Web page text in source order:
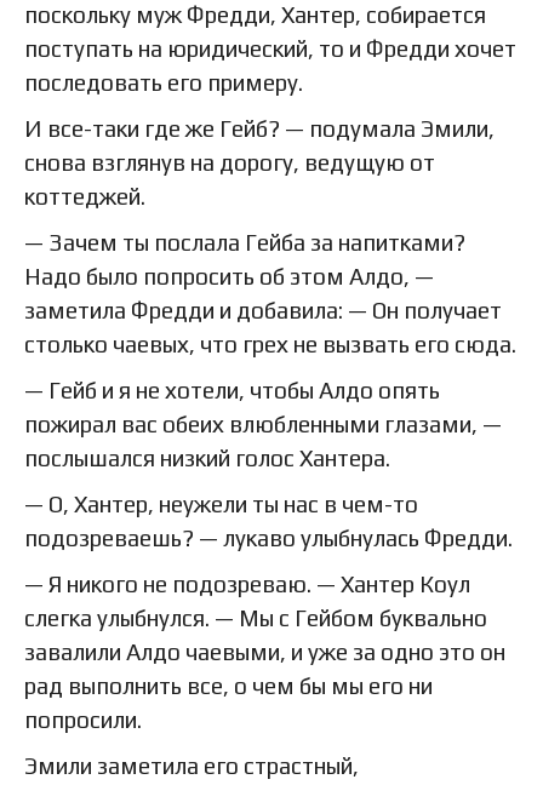
поскольку муж Фредди, Хантер, собирается
поступать на юридический, то и Фредди хочет
последовать его примеру.
И все-таки где же Гейб? — подумала Эмили,
снова взглянув на дорогу, ведущую от
коттеджей.
— Зачем ты послала Гейба за напитками?
Надо было попросить об этом Алдо, —
заметила Фредди и добавила: — Он получает
столько чаевых, что грех не вызвать его сюда.
— Гейб и я не хотели, чтобы Алдо опять
пожирал вас обеих влюбленными глазами, —
послышался низкий голос Хантера.
— О, Хантер, неужели ты нас в чем-то
подозреваешь? — лукаво улыбнулась Фредди.
— Я никого не подозреваю. — Хантер Коул
слегка улыбнулся. — Мы с Гейбом буквально
завалили Алдо чаевыми, и уже за одно это он
рад выполнить все, о чем бы мы его ни
попросили.
Эмили заметила его страстный,